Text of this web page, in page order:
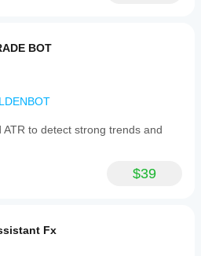
BOT
to detect strong trends and
$39
Fx